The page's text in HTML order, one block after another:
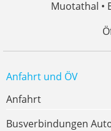
Muotathal •
Anfahrt und ÖV
Anfahrt
Busverbindungen